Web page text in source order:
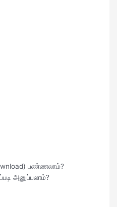
பண்ணலாம்?
அனுப்பலாம்?